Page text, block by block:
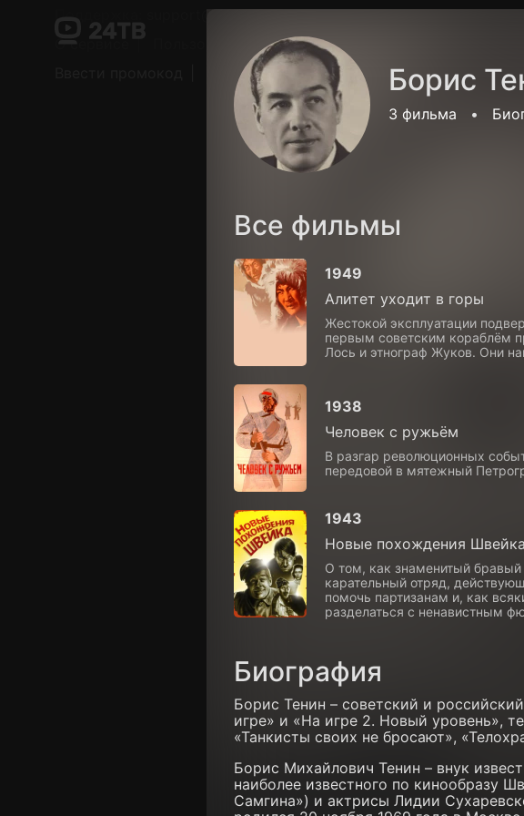
Борис
3 фильма •
Все фильмы
1949
Алитет уходит в горы
Жестокой эксплуатации
первым советским кораблём
Лось и этнограф Жуков. Они
1938
Человек с ружьём
В разгар революционных
передовой в мятежный
1943
Новые похождения Швейка
О том, как знаменитый
карательный отряд,
помочь партизанам и, как
разделаться с ненавистным
Биография
Борис Тенин – советский и
игре» и «На игре 2. Новый уровень»,
«Танкисты своих не бросают»,
Борис Михайлович Тенин – внук
наиболее известного по кинообразу
Самгина») и актрисы Лидии
support@24h.tv
Пользовательское соглашение
Установить на ТВ Бесплатные каналы